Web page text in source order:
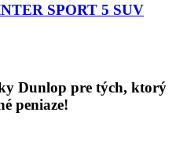
SPORT 5 SUV
Dunlop pre tých, ktorý
peniaze!